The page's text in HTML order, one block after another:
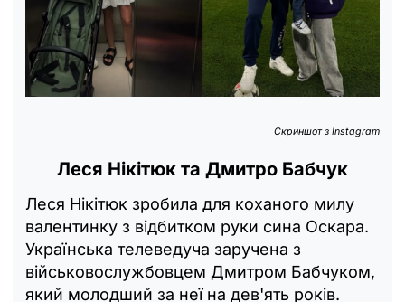
Скриншот з Instagram
Леся Нікітюк та Дмитро Бабчук
Леся Нікітюк зробила для коханого милу
валентинку з відбитком руки сина Оскара.
Українська телеведуча заручена з
військовослужбовцем Дмитром Бабчуком,
який молодший за неї на дев'ять років.